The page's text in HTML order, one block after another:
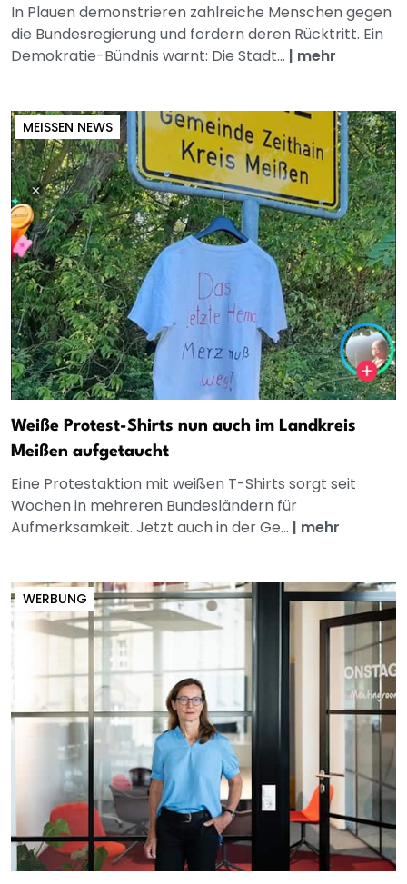
In Plauen demonstrieren zahlreiche Menschen gegen
die Bundesregierung und fordern deren Rücktritt. Ein
Demokratie-Bündnis warnt: Die Stadt... | mehr
MEISSEN NEWS
Weiße Protest-Shirts nun auch im Landkreis
Meißen aufgetaucht
Eine Protestaktion mit weißen T-Shirts sorgt seit
Wochen in mehreren Bundesländern für
Aufmerksamkeit. Jetzt auch in der Ge... | mehr
WERBUNG